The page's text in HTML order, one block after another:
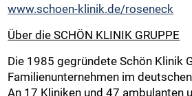
www.schoen-klinik.de/roseneck
Über die SCHÖN KLINIK GRUPPE
Die 1985 gegründete Schön Klinik
Familienunternehmen im
An 17 Kliniken und 47 ambulanten